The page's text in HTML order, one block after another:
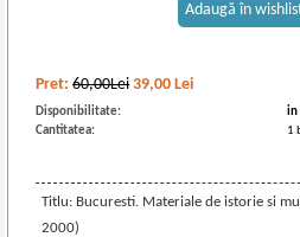
Pret:60,00Lei 39,00 Lei
Disponibilitate:
in
Cantitatea:
1
Titlu: Bucuresti. Materiale de istorie si
2000)
Adaugă în